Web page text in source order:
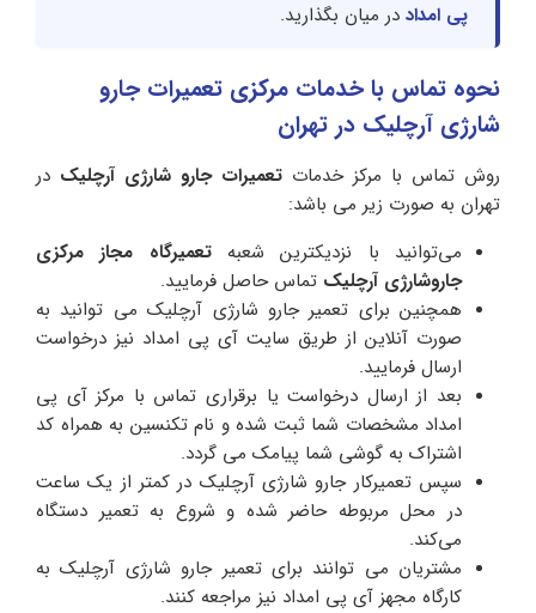
پی امداد در میان بگذارید.
نحوه تماس با خدمات مرکزی تعمیرات جارو
شارژی آرچلیک در تهران
روش تماس با مرکز خدمات تعمیرات جارو شارژی آرچلیک در
تهران به صورت زیر می باشد:
می‌توانید با نزدیکترین شعبهتعمیرگاه مجاز مرکزی
جاروشارژی آرچلیک تماس حاصل فرمایید.
همچنین برای تعمیر جارو شارژی آرچلیک می توانید به
صورت آنلاین از طریق سایت آی پی امداد نیز درخواست
ارسال فرمایید.
بعد از ارسال درخواست یا برقراری تماس با مرکز آی پی
امداد مشخصات شما ثبت شده و نام تکنسین به همراه کد
اشتراک به گوشی شما پیامک می گردد.
سپس تعمیرکار جارو شارژی آرچلیک در کمتر از یک ساعت
در محل مربوطه حاضر شده و شروع به تعمیر دستگاه
می‌کند.
مشتریان می توانند برای تعمیر جارو شارژی آرچلیک به
کارگاه مجهز آی پی امداد نیز مراجعه کنند.